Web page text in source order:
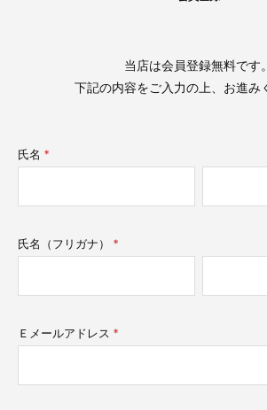
当店は会員登録無料です。
下記の内容をご入力の上、お進み
氏名
(必
氏名（フリガナ）
(必
Ｅメールアドレス
(必